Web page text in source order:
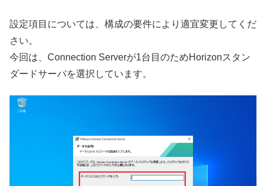
設定項目については、構成の要件により適宜変更してくだ
さい。
今回は、Connection Serverが1台目のためHorizonスタン
ダードサーバを選択しています。